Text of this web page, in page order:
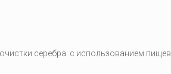
серебра: с использованием